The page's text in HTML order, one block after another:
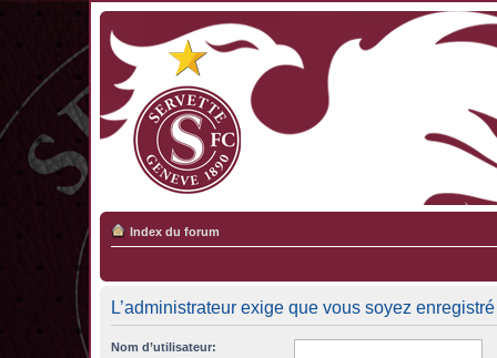
Index du forum
L’administrateur exige que vous soyez
Nom d’utilisateur: